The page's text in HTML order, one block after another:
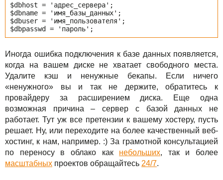
$dbhost = 'адрес_сервера';
$dbname = 'имя_базы_данных';
$dbuser = 'имя_пользователя';
$dbpasswd = 'пароль';
Иногда ошибка подключения к базе данных появляется,
когда на вашем диске не хватает свободного места.
Удалите кэш и ненужные бекапы. Если ничего
«ненужного» вы и так не держите, обратитесь к
провайдеру за расширением диска. Еще одна
возможная причина – сервер с базой данных не
работает. Тут уж все претензии к вашему хостеру, пусть
решает. Ну, или переходите на более качественный веб-
хостинг, к нам, например. :) За грамотной консультацией
по переносу в облако как небольших, так и более
масштабных проектов обращайтесь 24/7.